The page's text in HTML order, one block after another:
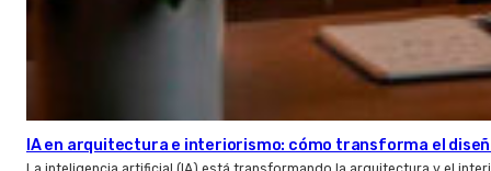
IA en arquitectura e interiorismo: cómo transforma el